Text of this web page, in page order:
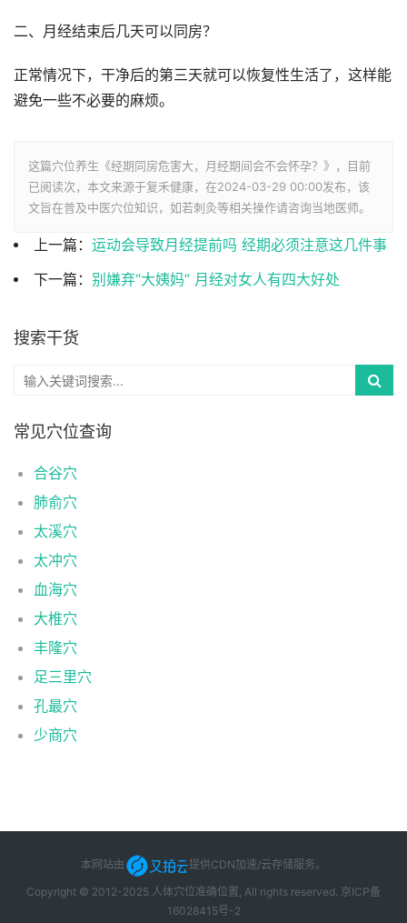
二、月经结束后几天可以同房？
正常情况下，干净后的第三天就可以恢复性生活了，这样能
避免一些不必要的麻烦。
这篇穴位养生《经期同房危害大，月经期间会不会怀孕？》，目前
已阅读次，本文来源于复禾健康，在2024-03-29 00:00发布，该
文旨在普及中医穴位知识，如若刺灸等相关操作请咨询当地医师。
上一篇： 运动会导致月经提前吗 经期必须注意这几件事
下一篇： 别嫌弃“大姨妈” 月经对女人有四大好处
搜索干货
常见穴位查询
合谷穴
肺俞穴
太溪穴
太冲穴
血海穴
大椎穴
丰隆穴
足三里穴
孔最穴
少商穴
本网站由 提供CDN加速/云存储服务。
Copyright © 2012-2025 人体穴位准确位置, All rights reserved. 京ICP备
16028415号-2